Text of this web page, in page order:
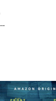
(Stunt
Sue Gordon